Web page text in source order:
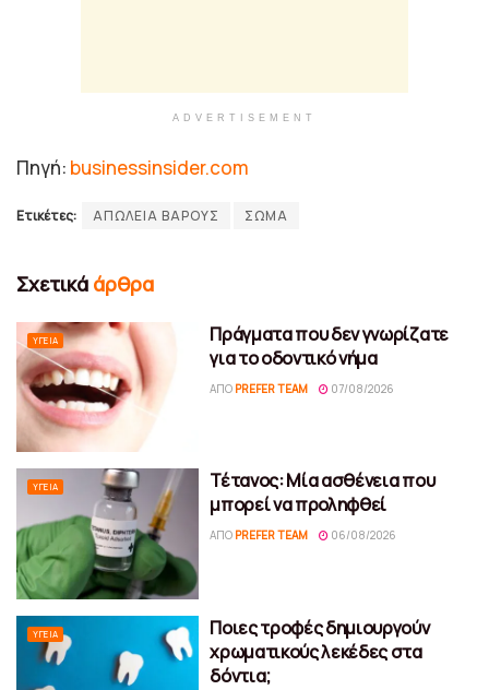
ADVERTISEMENT
Πηγή: businessinsider.com
Ετικέτες: ΑΠΩΛΕΙΑ ΒΑΡΟΥΣ ΣΩΜΑ
Σχετικά άρθρα
ΥΓΕΊΑ
Πράγματα που δεν γνωρίζατε
για το οδοντικό νήμα
ΑΠΌ PREFER TEAM 07/08/2026
ΥΓΕΊΑ
Τέτανος: Μία ασθένεια που
μπορεί να προληφθεί
ΑΠΌ PREFER TEAM 06/08/2026
ΥΓΕΊΑ
Ποιες τροφές δημιουργούν
χρωματικούς λεκέδες στα
δόντια;